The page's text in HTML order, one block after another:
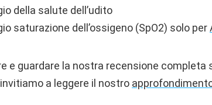
della salute dell’udito
saturazione dell’ossigeno (SpO2) solo per
e guardare la nostra recensione completa
a leggere il nostro